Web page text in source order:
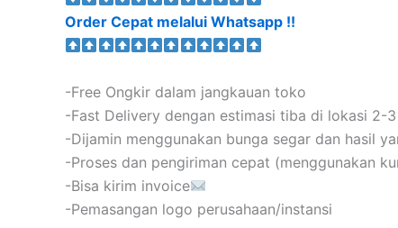
Order Cepat melalui Whatsapp !!
-Free Ongkir dalam jangkauan toko
-Fast Delivery dengan estimasi tiba di lokasi 2-
-Dijamin menggunakan bunga segar dan hasil
-Proses dan pengiriman cepat (menggunakan
-Bisa kirim invoice
-Pemasangan logo perusahaan/instansi